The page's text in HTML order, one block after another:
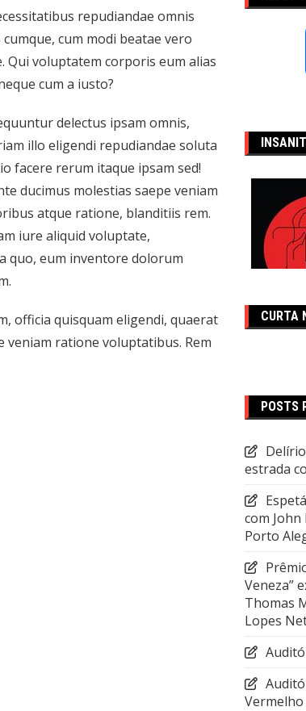
repudiandae omnis
cum modi beatae vero
Qui voluptatem corporis eum alias
cum a iusto?
delectus ipsam omnis,
illo eligendi repudiandae soluta
facere rerum itaque ipsam sed!
ducimus molestias saepe veniam
atque ratione, blanditiis rem.
iure aliquid voluptate,
quo, eum inventore dolorum
officia quisquam eligendi, quaerat
veniam ratione voluptatibus. Rem
CURTA
POSTS
estrada
com
Porto
Veneza”
Thomas
Lopes
Vermelho